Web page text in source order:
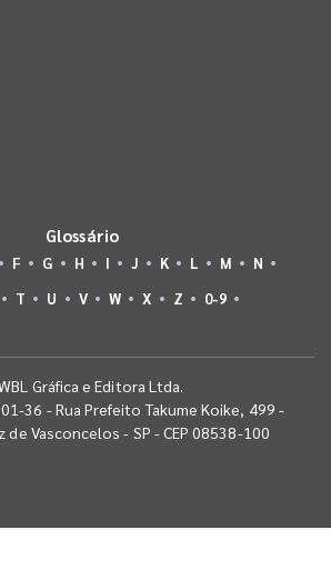
Glossário
F G H I J K L M
N
T U V W X Z 0-9
Gráfica e Editora Ltda.
36 - Rua Prefeito Takume Koike, 499 -
de Vasconcelos - SP - CEP 08538-100